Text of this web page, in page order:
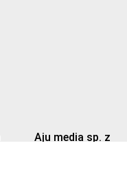
Aju media sp. z